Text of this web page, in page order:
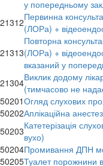
у попередньому
21312Первинна
(ЛОРа) +
21313
Повторна
(ЛОРа) +
вказаний у
21304Виклик додому
(тимчасово не
50201Огляд слухових
50202Аплікаційна
50203Катетерізація
вухо)
50204Промивання ДПН
50205Туалет порожнини